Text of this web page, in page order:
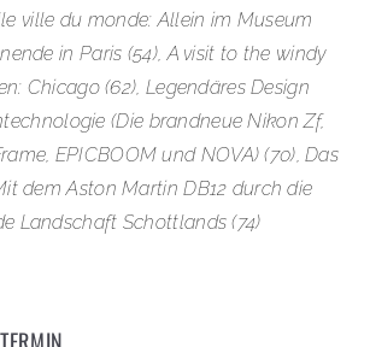
ville du monde: Allein im Museum
in Paris (54), A visit to the windy
Chicago (62), Legendäres Design
(Die brandneue Nikon Zf,
EPICBOOM und NOVA) (70), Das
dem Aston Martin DB12 durch die
Landschaft Schottlands (74)